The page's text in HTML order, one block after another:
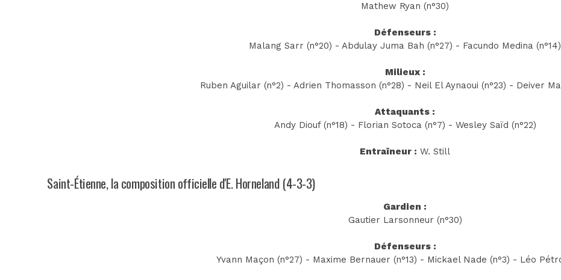
Mathew Ryan (n°30)
Défenseurs :
Malang Sarr (n°20) - Abdulay Juma Bah (n°27) - Facundo Medina (n°14)
Milieux :
Ruben Aguilar (n°2) - Adrien Thomasson (n°28) - Neil El Aynaoui (n°23) - Deiver
Attaquants :
Andy Diouf (n°18) - Florian Sotoca (n°7) - Wesley Saïd (n°22)
Entraîneur : W. Still
Saint-Étienne, la composition officielle d'E. Horneland (4-3-3)
Gardien :
Gautier Larsonneur (n°30)
Défenseurs :
Yvann Maçon (n°27) - Maxime Bernauer (n°13) - Mickael Nade (n°3) - Léo